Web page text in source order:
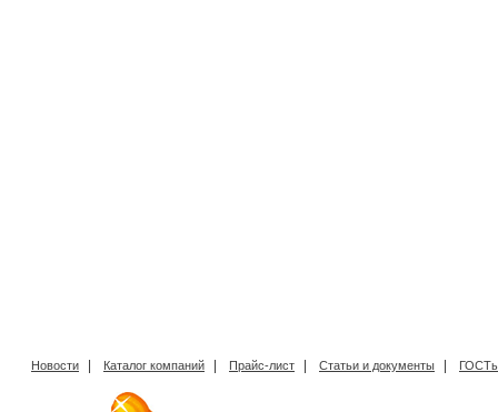
Новости | Каталог компаний | Прайс-лист | Статьи и документы |